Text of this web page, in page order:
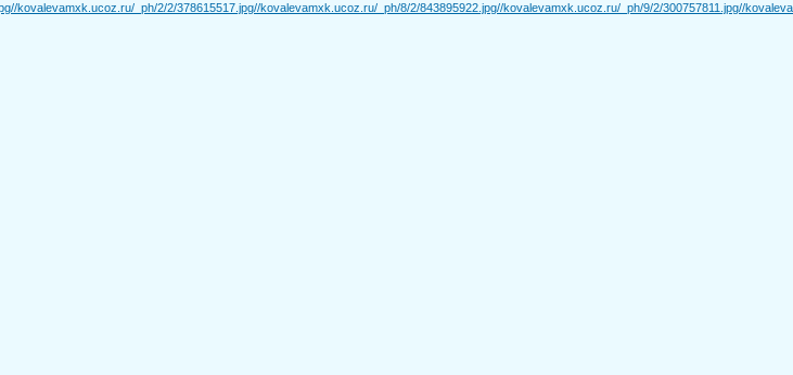
//kovalevamxk.ucoz.ru/_ph/2/2/378615517.jpg//kovalevamxk.ucoz.ru/_ph/8/2/843895922.jpg//kovalevamxk.ucoz.ru/_ph/9/2/300757811.jpg//